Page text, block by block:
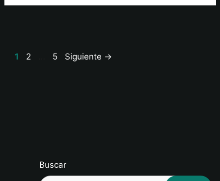
Página
1 Página
2 Página
5 Siguiente →
Buscar